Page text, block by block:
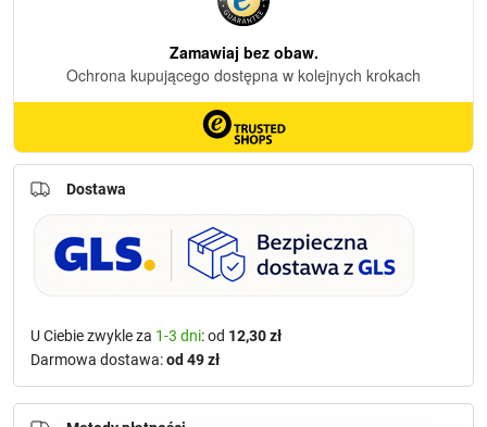
Dostawa
U Ciebie zwykle za 1-3 dni: od 12,30 zł
Darmowa dostawa:od 49 zł